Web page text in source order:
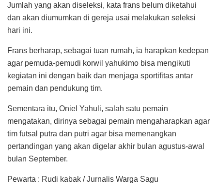
Jumlah yang akan diseleksi, kata frans belum diketahui
dan akan diumumkan di gereja usai melakukan seleksi
hari ini.
Frans berharap, sebagai tuan rumah, ia harapkan kedepan
agar pemuda-pemudi korwil yahukimo bisa mengikuti
kegiatan ini dengan baik dan menjaga sportifitas antar
pemain dan pendukung tim.
Sementara itu, Oniel Yahuli, salah satu pemain
mengatakan, dirinya sebagai pemain mengaharapkan agar
tim futsal putra dan putri agar bisa memenangkan
pertandingan yang akan digelar akhir bulan agustus-awal
bulan September.
Pewarta : Rudi kabak / Jurnalis Warga Sagu